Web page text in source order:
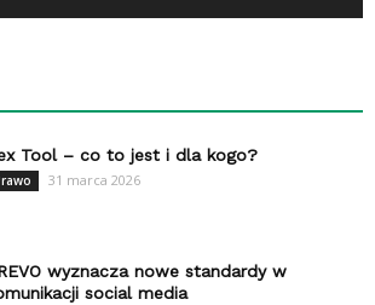
Tool – co to jest i dla kogo?
31 marca 2026
wyznacza nowe standardy w
social media